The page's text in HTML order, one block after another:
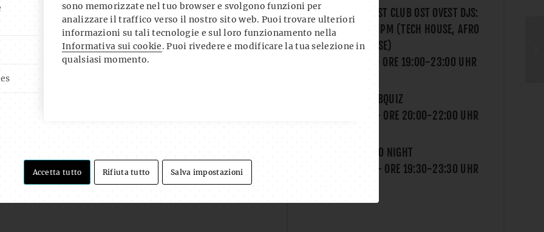
sono memorizzate nel tuo browser e svolgono funzioni per
analizzare il traffico verso il nostro sito web. Puoi trovare ulteriori
informazioni su tali tecnologie e sul loro funzionamento nella
Informativa sui cookie. Puoi rivedere e modificare la tua selezione in
qualsiasi momento.
Accetta tutto Rifiuta tutto Salva impostazioni
il gruppo sarà dal vivo da noi all’ost west club
con tutta la sua energia sulle scene di lingua
in Germania, Austria e Italia. I nuovi brani
emozione ed estasi dei live.
ONELIFE X OST WEST CLUB OST OVEST DJS:
MATALUYA & SAMPM (TECH HOUSE, AFRO
HOUSE, DEEP HOUSE)
- ORE 19:00-23:00 UHR
FROG I BLED?! PUBQUIZ
- ORE 20:00-22:00 UHR
SUMMER CALCETTO NIGHT
- ORE 19:30-23:30 UHR